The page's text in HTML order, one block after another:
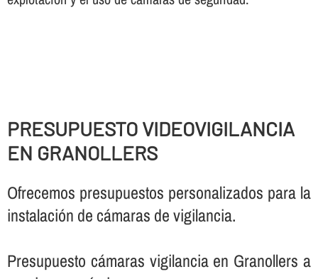
PRESUPUESTO VIDEOVIGILANCIA
EN GRANOLLERS
Ofrecemos presupuestos personalizados para la
instalación de cámaras de vigilancia.
Presupuesto cámaras vigilancia en Granollers a